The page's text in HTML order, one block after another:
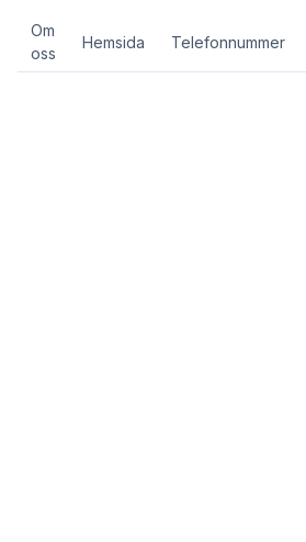
Om
oss
Hemsida Telefonnummer